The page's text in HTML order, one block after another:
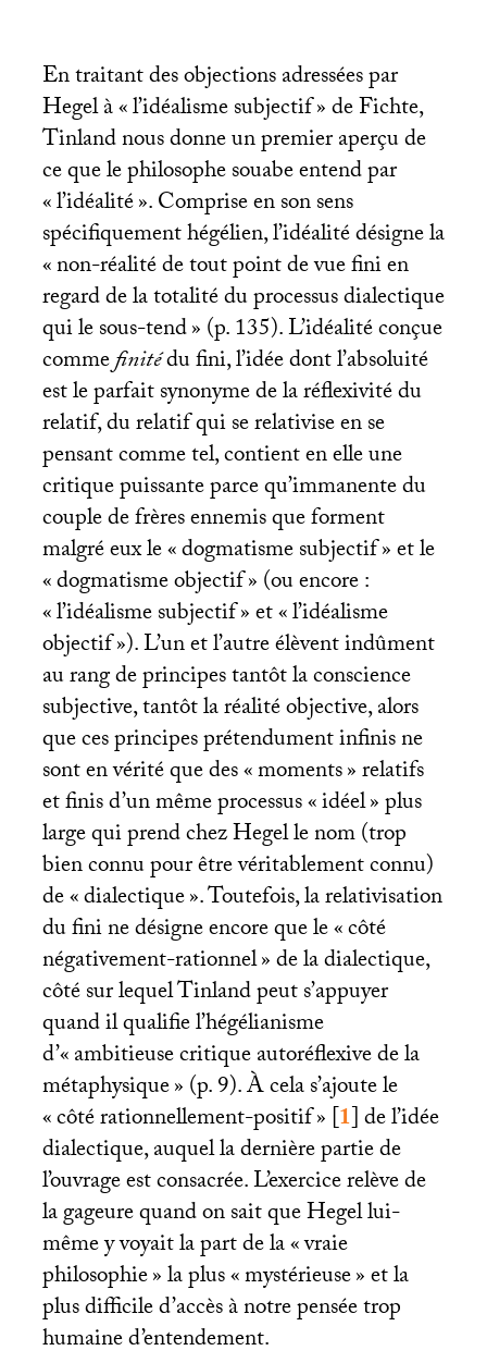
En traitant des objections adressées par
Hegel à «l’idéalisme subjectif» de Fichte,
Tinland nous donne un premier aperçu de
ce que le philosophe souabe entend par
«l’idéalité». Comprise en son sens
spécifiquement hégélien, l’idéalité désigne la
«non-réalité de tout point de vue fini en
regard de la totalité du processus dialectique
qui le sous-tend» (p. 135). L’idéalité conçue
commefinitédu fini, l’idée dont l’absoluité
est le parfait synonyme de la réflexivité du
relatif, du relatif qui se relativise en se
pensant comme tel, contient en elle une
critique puissante parce qu’immanente du
couple de frères ennemis que forment
malgré eux le «dogmatisme subjectif» et le
«dogmatisme objectif» (ou encore :
«l’idéalisme subjectif» et «l’idéalisme
objectif»). L’un et l’autre élèvent indûment
au rang de principes tantôt la conscience
subjective, tantôt la réalité objective, alors
que ces principes prétendument infinis ne
sont en vérité que des «moments» relatifs
et finis d’un même processus «idéel» plus
large qui prend chez Hegel le nom (trop
bien connu pour être véritablement connu)
de «dialectique». Toutefois, la relativisation
du fini ne désigne encore que le «côté
négativement-rationnel» de la dialectique,
côté sur lequel Tinland peut s’appuyer
quand il qualifie l’hégélianisme
d’«ambitieuse critique autoréflexive de la
métaphysique» (p. 9). À cela s’ajoute le
«côté rationnellement-positif»[1]de l’idée
dialectique, auquel la dernière partie de
l’ouvrage est consacrée. L’exercice relève de
la gageure quand on sait que Hegel lui-
même y voyait la part de la «vraie
philosophie» la plus «mystérieuse» et la
plus difficile d’accès à notre pensée trop
humaine d’entendement.